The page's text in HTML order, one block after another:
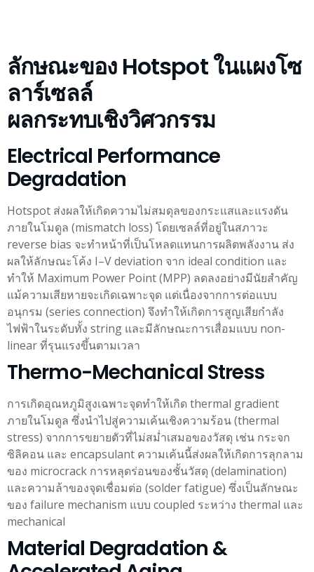
ลักษณะของ Hotspot ในแผงโซ
ลาร์เซลล์
ผลกระทบเชิงวิศวกรรม
Electrical Performance
Degradation
Hotspot ส่งผลให้เกิดความไม่สมดุลของกระแสและแรงดัน
ภายในโมดูล (mismatch loss) โดยเซลล์ที่อยู่ในสภาวะ
reverse bias จะทำหน้าที่เป็นโหลดแทนการผลิตพลังงาน ส่ง
ผลให้ลักษณะโค้ง I–V deviation จาก ideal condition และ
ทำให้ Maximum Power Point (MPP) ลดลงอย่างมีนัยสำคัญ
แม้ความเสียหายจะเกิดเฉพาะจุด แต่เนื่องจากการต่อแบบ
อนุกรม (series connection) จึงทำให้เกิดการสูญเสียกำลัง
ไฟฟ้าในระดับทั้ง string และมีลักษณะการเสื่อมแบบ non-
linear ที่รุนแรงขึ้นตามเวลา
Thermo-Mechanical Stress
การเกิดอุณหภูมิสูงเฉพาะจุดทำให้เกิด thermal gradient
ภายในโมดูล ซึ่งนำไปสู่ความเค้นเชิงความร้อน (thermal
stress) จากการขยายตัวที่ไม่สม่ำเสมอของวัสดุ เช่น กระจก
ซิลิคอน และ encapsulant ความเค้นนี้ส่งผลให้เกิดการลุกลาม
ของ microcrack การหลุดร่อนของชั้นวัสดุ (delamination)
และความล้าของจุดเชื่อมต่อ (solder fatigue) ซึ่งเป็นลักษณะ
ของ failure mechanism แบบ coupled ระหว่าง thermal และ
mechanical
Material Degradation &